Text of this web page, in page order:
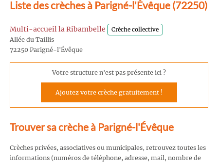
Liste des crèches à Parigné-l'Évêque (72250)
Multi-accueil la Ribambelle Crèche collective
Allée du Taillis
72250 Parigné-l'Évêque
Votre structure n'est pas présente ici ?
Ajoutez votre crèche gratuitement !
Trouver sa crèche à Parigné-l'Évêque
Crèches privées, associatives ou municipales, retrouvez toutes les
informations (numéros de téléphone, adresse, mail, nombre de